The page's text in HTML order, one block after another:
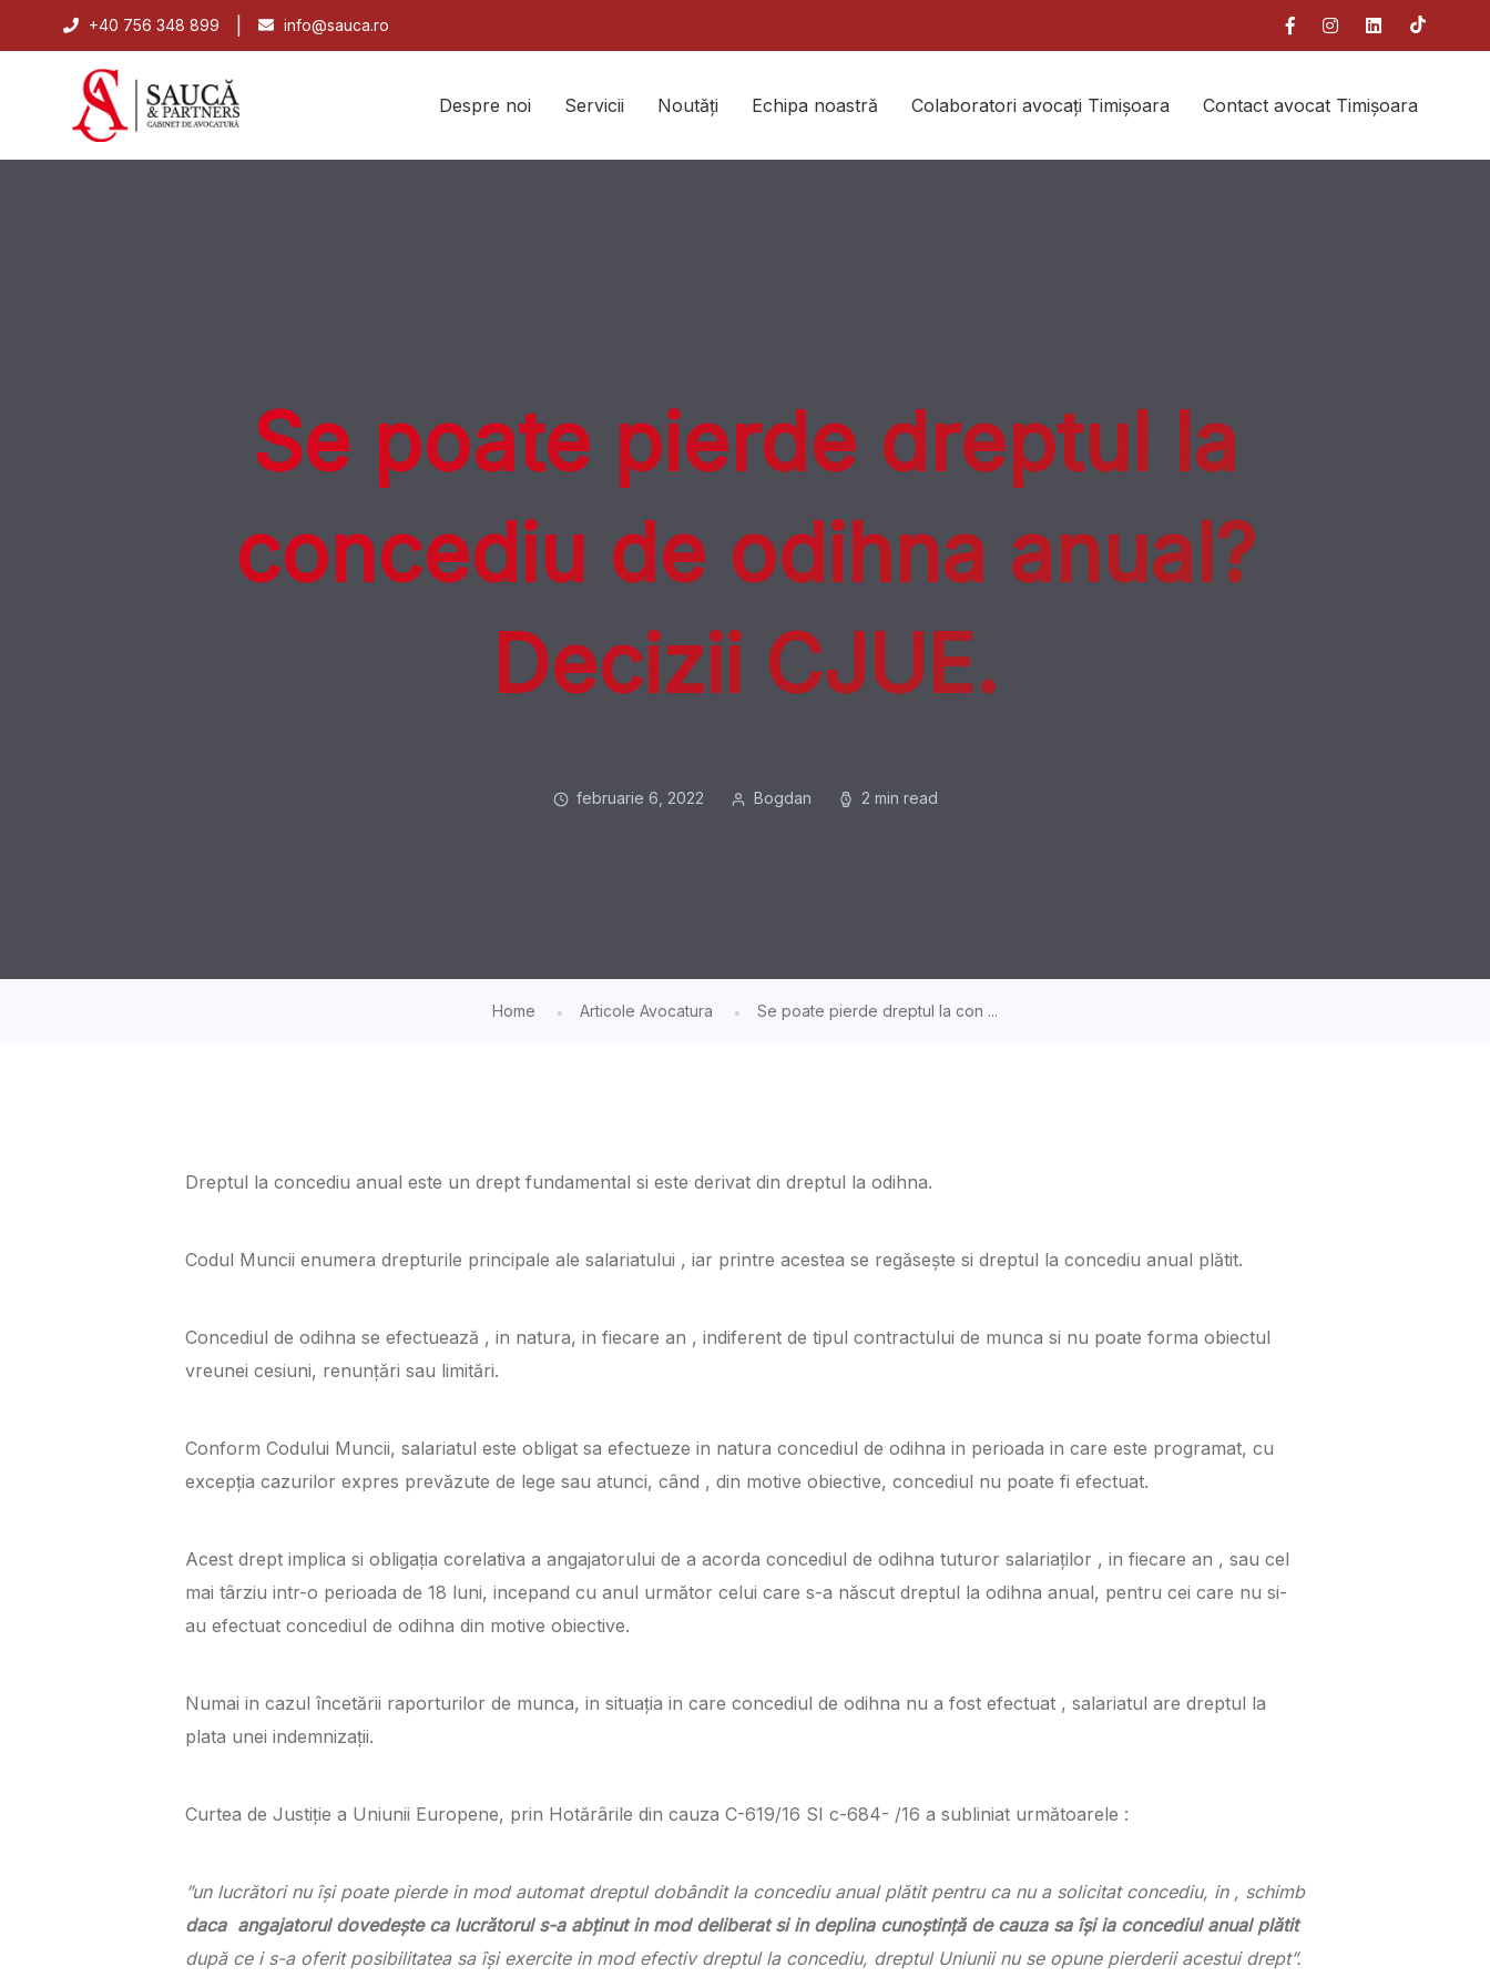
+40 756 348 899 info@sauca.ro
Despre noi Servicii Noutăți Echipa noastră Colaboratori avocați Timișoara Contact avocat Timișoara
Se poate pierde dreptul la
concediu de odihna anual?
Decizii CJUE.
februarie 6, 2022 Bogdan 2 min read
Home Articole Avocatura Se poate pierde dreptul la con ...
Dreptul la concediu anual este un drept fundamental si este derivat din dreptul la odihna.
Codul Muncii enumera drepturile principale ale salariatului , iar printre acestea se regăsește si dreptul la concediu anual plătit.
Concediul de odihna se efectuează , in natura, in fiecare an , indiferent de tipul contractului de munca si nu poate forma obiectul
vreunei cesiuni, renunțări sau limitări.
Conform Codului Muncii, salariatul este obligat sa efectueze in natura concediul de odihna in perioada in care este programat, cu
excepția cazurilor expres prevăzute de lege sau atunci, când , din motive obiective, concediul nu poate fi efectuat.
Acest drept implica si obligația corelativa a angajatorului de a acorda concediul de odihna tuturor salariaților , in fiecare an , sau cel
mai târziu intr-o perioada de 18 luni, incepand cu anul următor celui care s-a născut dreptul la odihna anual, pentru cei care nu si-
au efectuat concediul de odihna din motive obiective.
Numai in cazul încetării raporturilor de munca, in situația in care concediul de odihna nu a fost efectuat , salariatul are dreptul la
plata unei indemnizații.
Curtea de Justiție a Uniunii Europene, prin Hotărârile din cauza C-619/16 SI c-684- /16 a subliniat următoarele :
”un lucrători nu își poate pierde in mod automat dreptul dobândit la concediu anual plătit pentru ca nu a solicitat concediu, in , schimb
daca angajatorul dovedește ca lucrătorul s-a abținut in mod deliberat si in deplina cunoștință de cauza sa își ia concediul anual plătit
după ce i s-a oferit posibilitatea sa își exercite in mod efectiv dreptul la concediu, dreptul Uniunii nu se opune pierderii acestui drept”.